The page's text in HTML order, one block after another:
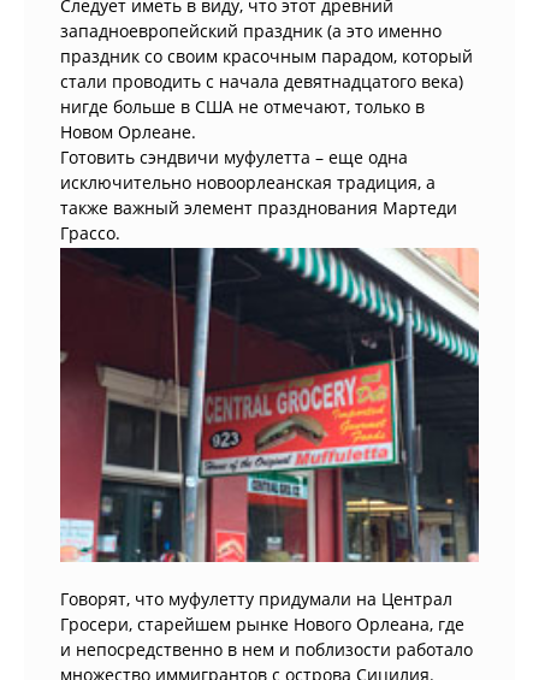
Следует иметь в виду, что этот древний
западноевропейский праздник (а это именно
праздник со своим красочным парадом, который
стали проводить с начала девятнадцатого века)
нигде больше в США не отмечают, только в
Новом Орлеане.
Готовить сэндвичи муфулетта – еще одна
исключительно новоорлеанская традиция, а
также важный элемент празднования Мартеди
Грассо.
Говорят, что муфулетту придумали на Централ
Гросери, старейшем рынке Нового Орлеана, где
и непосредственно в нем и поблизости работало
множество иммигрантов с острова Сицилия.